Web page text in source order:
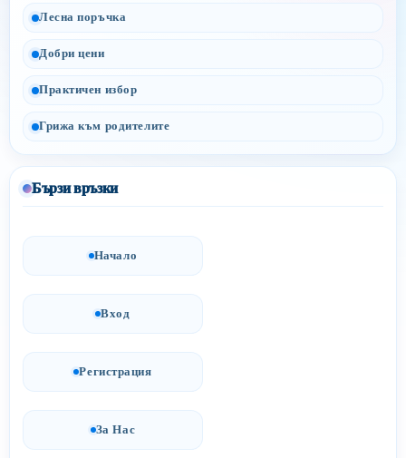
Лесна поръчка
Добри цени
Практичен избор
Грижа към родителите
Бързи връзки
Начало
Вход
Регистрация
За Нас